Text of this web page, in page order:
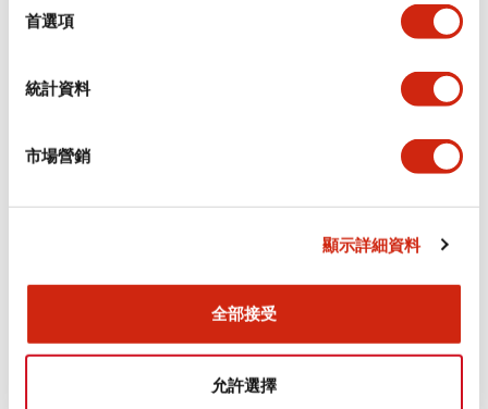
首選項
統計資料
市場營銷
顯示詳細資料
全部接受
允許選擇
功能規格
機械規格
型錄和宣傳手冊 CAD檔 認證與標準